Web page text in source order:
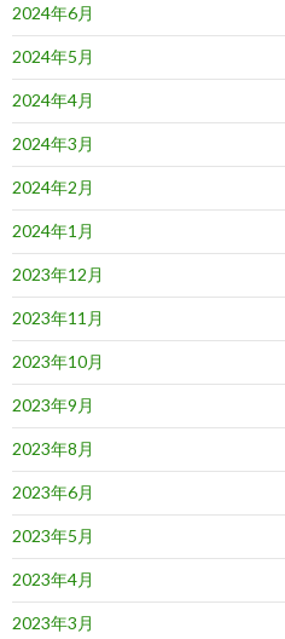
2024年6月
2024年5月
2024年4月
2024年3月
2024年2月
2024年1月
2023年12月
2023年11月
2023年10月
2023年9月
2023年8月
2023年6月
2023年5月
2023年4月
2023年3月